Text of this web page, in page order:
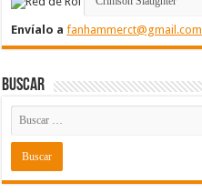
Envíalo afanhammerct@gmail.com
Buscar